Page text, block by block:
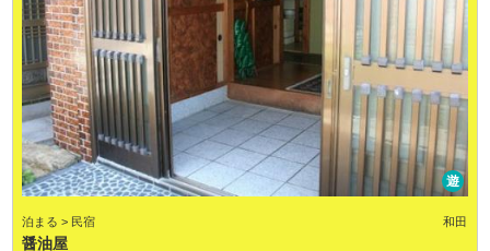
遊
泊まる > 民宿 和田
醤油屋